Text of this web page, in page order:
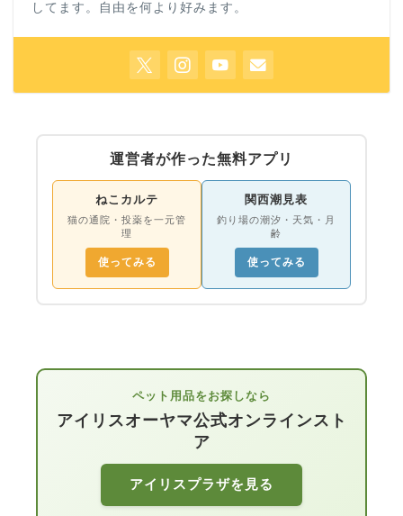
してます。自由を何より好みます。
運営者が作った無料アプリ
ねこカルテ
猫の通院・投薬を一元管
理
使ってみる
関西潮見表
釣り場の潮汐・天気・月
齢
使ってみる
ペット用品をお探しなら
アイリスオーヤマ公式オンラインスト
ア
アイリスプラザを見る